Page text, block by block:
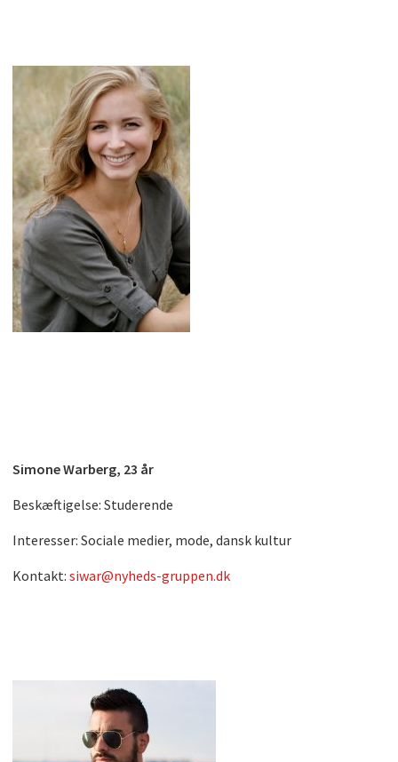
Simone Warberg, 23 år
Beskæftigelse: Studerende
Interesser: Sociale medier, mode, dansk kultur
Kontakt: siwar@nyheds-gruppen.dk